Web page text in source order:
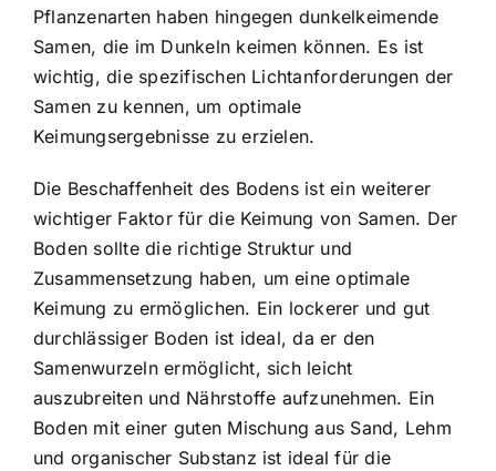
Pflanzenarten haben hingegen dunkelkeimende
Samen, die im Dunkeln keimen können. Es ist
wichtig, die spezifischen Lichtanforderungen der
Samen zu kennen, um optimale
Keimungsergebnisse zu erzielen.
Die Beschaffenheit des Bodens ist ein weiterer
wichtiger Faktor für die Keimung von Samen. Der
Boden sollte die richtige Struktur und
Zusammensetzung haben, um eine optimale
Keimung zu ermöglichen. Ein lockerer und gut
durchlässiger Boden ist ideal, da er den
Samenwurzeln ermöglicht, sich leicht
auszubreiten und Nährstoffe aufzunehmen. Ein
Boden mit einer guten Mischung aus Sand, Lehm
und organischer Substanz ist ideal für die